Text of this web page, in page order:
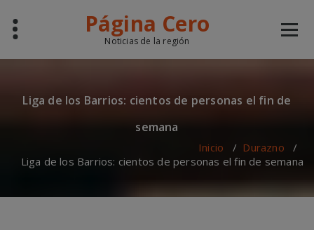
Página Cero
Noticias de la región
Liga de los Barrios: cientos de personas el fin de
semana
Inicio / Durazno /
Liga de los Barrios: cientos de personas el fin de semana